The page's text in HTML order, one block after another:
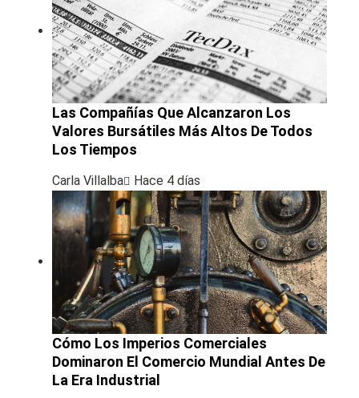
Las Compañías Que Alcanzaron Los
Valores Bursátiles Más Altos De Todos
Los Tiempos
Carla Villalba Hace 4 días
Cómo Los Imperios Comerciales
Dominaron El Comercio Mundial Antes De
La Era Industrial